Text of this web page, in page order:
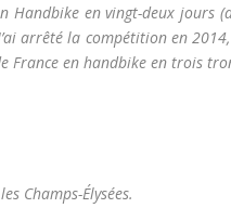
Handbike en vingt-deux jours
arrêté la compétition en
France en handbike en trois
Champs-Élysées.